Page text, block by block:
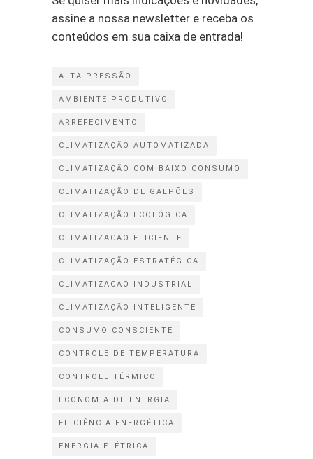
assine a nossa newsletter e receba os
conteúdos em sua caixa de entrada!
ALTA PRESSÃO
AMBIENTE PRODUTIVO
ARREFECIMENTO
CLIMATIZAÇÃO AUTOMATIZADA
CLIMATIZAÇÃO COM BAIXO CONSUMO
CLIMATIZAÇÃO DE GALPÕES
CLIMATIZAÇÃO ECOLÓGICA
CLIMATIZACAO EFICIENTE
CLIMATIZAÇÃO ESTRATÉGICA
CLIMATIZACAO INDUSTRIAL
CLIMATIZAÇÃO INTELIGENTE
CONSUMO CONSCIENTE
CONTROLE DE TEMPERATURA
CONTROLE TÉRMICO
ECONOMIA DE ENERGIA
EFICIÊNCIA ENERGÉTICA
ENERGIA ELÉTRICA